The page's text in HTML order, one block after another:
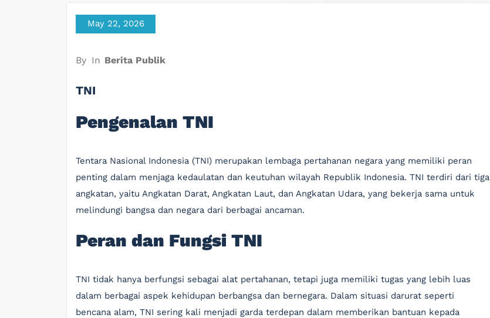
May 22, 2026
By In Berita Publik
TNI
Pengenalan TNI
Tentara Nasional Indonesia (TNI) merupakan lembaga pertahanan negara yang memiliki peran
penting dalam menjaga kedaulatan dan keutuhan wilayah Republik Indonesia. TNI terdiri dari tiga
angkatan, yaitu Angkatan Darat, Angkatan Laut, dan Angkatan Udara, yang bekerja sama untuk
melindungi bangsa dan negara dari berbagai ancaman.
Peran dan Fungsi TNI
TNI tidak hanya berfungsi sebagai alat pertahanan, tetapi juga memiliki tugas yang lebih luas
dalam berbagai aspek kehidupan berbangsa dan bernegara. Dalam situasi darurat seperti
bencana alam, TNI sering kali menjadi garda terdepan dalam memberikan bantuan kepada